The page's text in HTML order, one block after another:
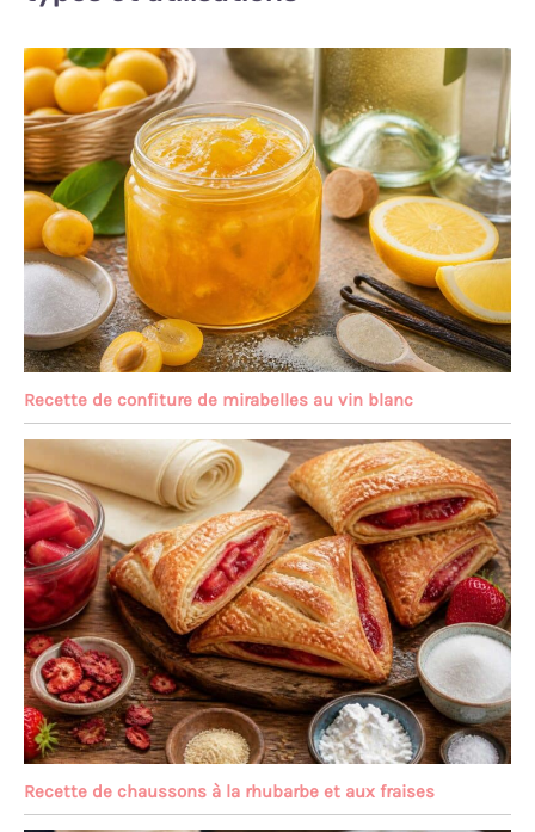
Recette de confiture de mirabelles au vin blanc
Recette de chaussons à la rhubarbe et aux fraises